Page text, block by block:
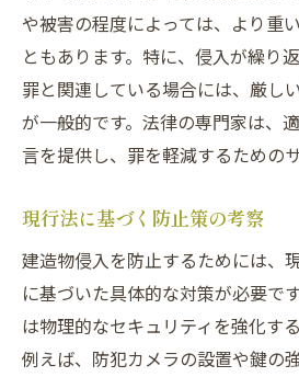
や被害の程度によっては、より重
ともあります。特に、侵入が繰り
罪と関連している場合には、厳し
が一般的です。法律の専門家は、
言を提供し、罪を軽減するための
現行法に基づく防止策の考察
建造物侵入を防止するためには、
に基づいた具体的な対策が必要で
は物理的なセキュリティを強化す
例えば、防犯カメラの設置や鍵の